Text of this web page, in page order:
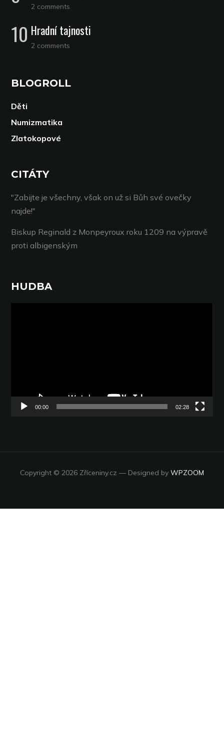
2 comments
Hradní tajnosti
2 comments
BLOGROLL
Děti
Numizmatika
Zlatokopové
CITÁTY
"Zabijte je všechny, však on už si Bůh své ovečky
najde!"
Biskup Reginald z Monpeyroux roku 1209 na výpravě
proti albigenským
HUDBA
00:00 02:28
Copyright © 2026 Zříceniny.cz — Designed by WPZOOM